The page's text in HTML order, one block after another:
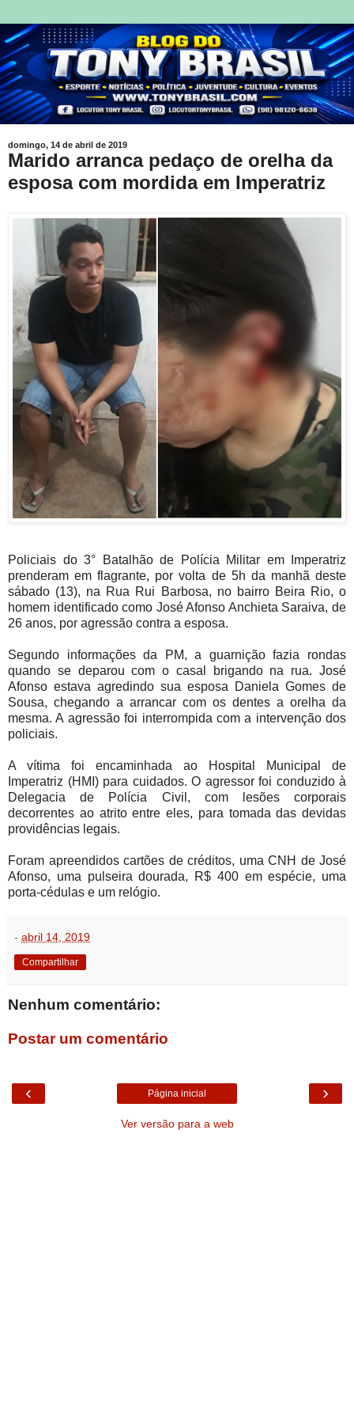
domingo, 14 de abril de 2019
Marido arranca pedaço de orelha da
esposa com mordida em Imperatriz
Policiais do 3° Batalhão de Polícia Militar em Imperatriz
prenderam em flagrante, por volta de 5h da manhã deste
sábado (13), na Rua Rui Barbosa, no bairro Beira Rio, o
homem identificado como José Afonso Anchieta Saraiva, de
26 anos, por agressão contra a esposa.
Segundo informações da PM, a guarnição fazia rondas
quando se deparou com o casal brigando na rua. José
Afonso estava agredindo sua esposa Daniela Gomes de
Sousa, chegando a arrancar com os dentes a orelha da
mesma. A agressão foi interrompida com a intervenção dos
policiais.
A vítima foi encaminhada ao Hospital Municipal de
Imperatriz (HMI) para cuidados. O agressor foi conduzido à
Delegacia de Polícia Civil, com lesões corporais
decorrentes ao atrito entre eles, para tomada das devidas
providências legais.
Foram apreendidos cartões de créditos, uma CNH de José
Afonso, uma pulseira dourada, R$ 400 em espécie, uma
porta-cédulas e um relógio.
- abril 14, 2019
Compartilhar
Nenhum comentário:
Postar um comentário
‹ ›
Página inicial
Ver versão para a web